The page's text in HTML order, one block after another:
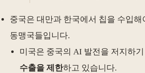
중국은 대만과 한국에서 칩을 수입해
동맹국들입니다.
미국은 중국의 AI 발전을 저지하기
수출을 제한하고 있습니다.